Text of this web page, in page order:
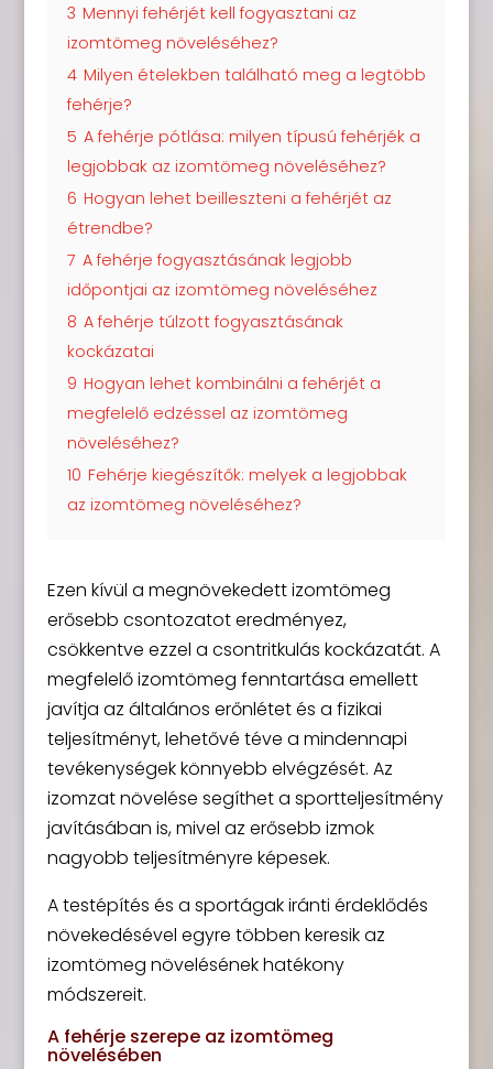
3 Mennyi fehérjét kell fogyasztani az
izomtömeg növeléséhez?
4 Milyen ételekben található meg a legtöbb
fehérje?
5 A fehérje pótlása: milyen típusú fehérjék a
legjobbak az izomtömeg növeléséhez?
6 Hogyan lehet beilleszteni a fehérjét az
étrendbe?
7 A fehérje fogyasztásának legjobb
időpontjai az izomtömeg növeléséhez
8 A fehérje túlzott fogyasztásának
kockázatai
9 Hogyan lehet kombinálni a fehérjét a
megfelelő edzéssel az izomtömeg
növeléséhez?
10 Fehérje kiegészítők: melyek a legjobbak
az izomtömeg növeléséhez?
Ezen kívül a megnövekedett izomtömeg
erősebb csontozatot eredményez,
csökkentve ezzel a csontritkulás kockázatát. A
megfelelő izomtömeg fenntartása emellett
javítja az általános erőnlétet és a fizikai
teljesítményt, lehetővé téve a mindennapi
tevékenységek könnyebb elvégzését. Az
izomzat növelése segíthet a sportteljesítmény
javításában is, mivel az erősebb izmok
nagyobb teljesítményre képesek.
A testépítés és a sportágak iránti érdeklődés
növekedésével egyre többen keresik az
izomtömeg növelésének hatékony
módszereit.
A fehérje szerepe az izomtömeg
növelésében